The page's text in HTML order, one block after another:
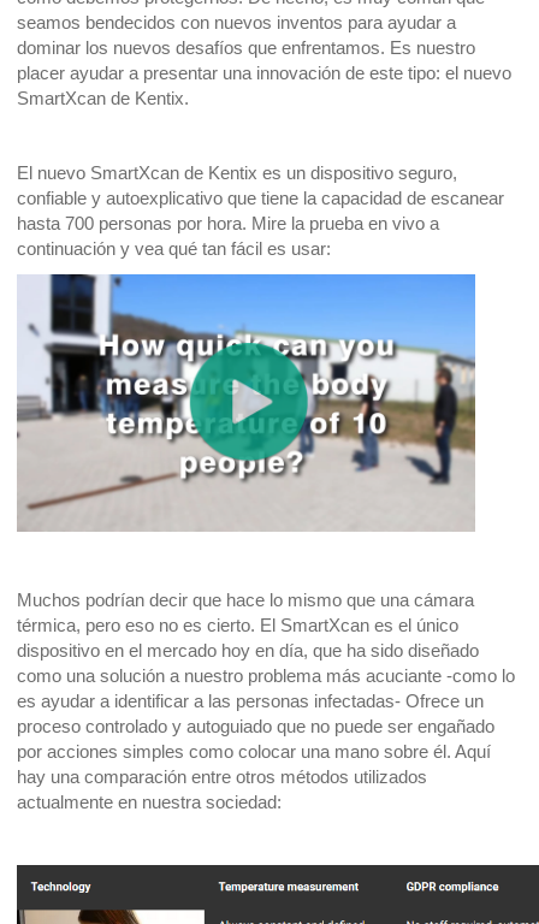
seamos bendecidos con nuevos inventos para ayudar a
dominar los nuevos desafíos que enfrentamos. Es nuestro
placer ayudar a presentar una innovación de este tipo: el nuevo
SmartXcan de Kentix.
El nuevo SmartXcan de Kentix es un dispositivo seguro,
confiable y autoexplicativo que tiene la capacidad de escanear
hasta 700 personas por hora. Mire la prueba en vivo a
continuación y vea qué tan fácil es usar:
Muchos podrían decir que hace lo mismo que una cámara
térmica, pero eso no es cierto. El SmartXcan es el único
dispositivo en el mercado hoy en día, que ha sido diseñado
como una solución a nuestro problema más acuciante -como lo
es ayudar a identificar a las personas infectadas- Ofrece un
proceso controlado y autoguiado que no puede ser engañado
por acciones simples como colocar una mano sobre él. Aquí
hay una comparación entre otros métodos utilizados
actualmente en nuestra sociedad: